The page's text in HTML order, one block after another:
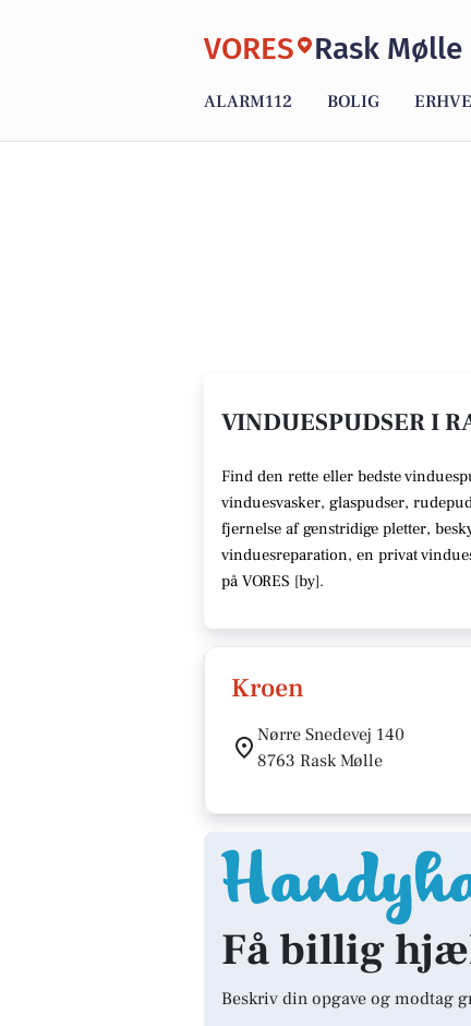
VORES Rask Mølle
ALARM112 BOLIG
VINDUESPUDSER I
Find den rette eller bedste
vinduesvasker, glaspudser,
fjernelse af genstridige pletter,
vinduesreparation, en privat
på VORES [by].
Kroen
Nørre Snedevej 140
8763 Rask Mølle
Få billig
Beskriv din opgave og modtag